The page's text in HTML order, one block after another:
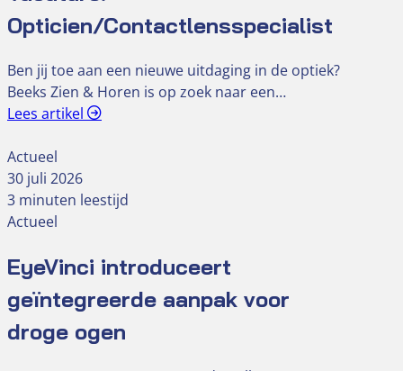
Opticien/Contactlensspecialist
Ben jij toe aan een nieuwe uitdaging in de optiek?
Beeks Zien & Horen is op zoek naar een…
Lees artikel
Actueel
30 juli 2026
3 minuten leestijd
Actueel
EyeVinci introduceert
geïntegreerde aanpak voor
droge ogen